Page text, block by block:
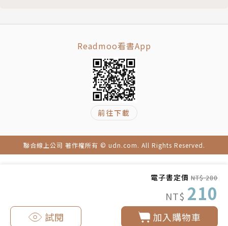
電子書定價 NT$ 280
NT$ 210
加入購物車
試閱
Readmoo看書App
前往下載
聯合線上公司 著作權所有 © udn.com. All Rights Reserved.